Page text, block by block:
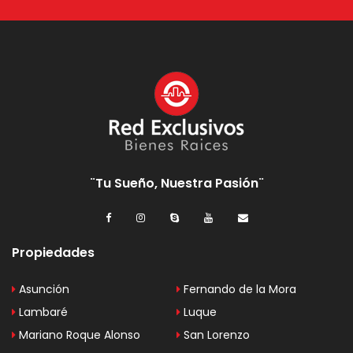
¨Tu Sueño, Nuestra Pasión¨
Propiedades
Asunción
Fernando de la Mora
Lambaré
Luque
Mariano Roque Alonso
San Lorenzo